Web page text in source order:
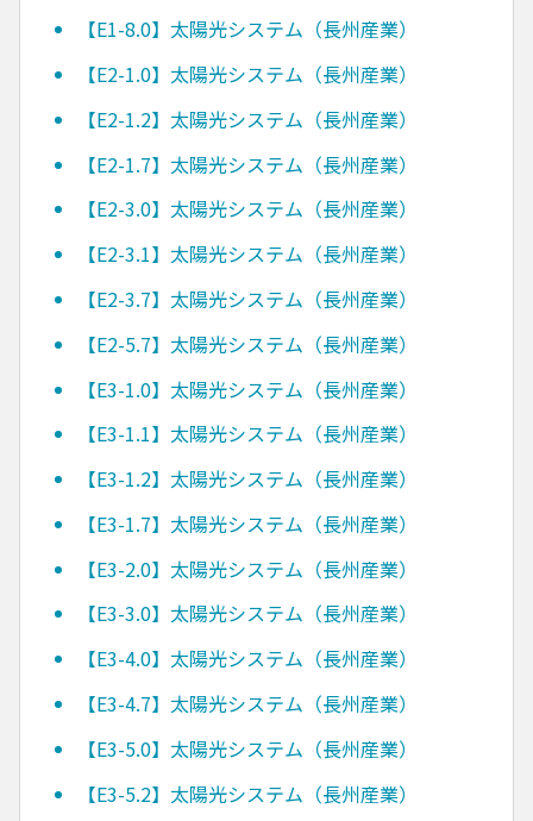
【E1-8.0】太陽光システム（長州産業）
【E2-1.0】太陽光システム（長州産業）
【E2-1.2】太陽光システム（長州産業）
【E2-1.7】太陽光システム（長州産業）
【E2-3.0】太陽光システム（長州産業）
【E2-3.1】太陽光システム（長州産業）
【E2-3.7】太陽光システム（長州産業）
【E2-5.7】太陽光システム（長州産業）
【E3-1.0】太陽光システム（長州産業）
【E3-1.1】太陽光システム（長州産業）
【E3-1.2】太陽光システム（長州産業）
【E3-1.7】太陽光システム（長州産業）
【E3-2.0】太陽光システム（長州産業）
【E3-3.0】太陽光システム（長州産業）
【E3-4.0】太陽光システム（長州産業）
【E3-4.7】太陽光システム（長州産業）
【E3-5.0】太陽光システム（長州産業）
【E3-5.2】太陽光システム（長州産業）